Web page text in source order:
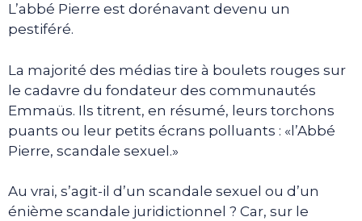
L’abbé Pierre est dorénavant devenu un
pestiféré.
La majorité des médias tire à boulets rouges sur
le cadavre du fondateur des communautés
Emmaüs. Ils titrent, en résumé, leurs torchons
puants ou leur petits écrans polluants : «l’Abbé
Pierre, scandale sexuel.»
Au vrai, s’agit-il d’un scandale sexuel ou d’un
énième scandale juridictionnel ? Car, sur le